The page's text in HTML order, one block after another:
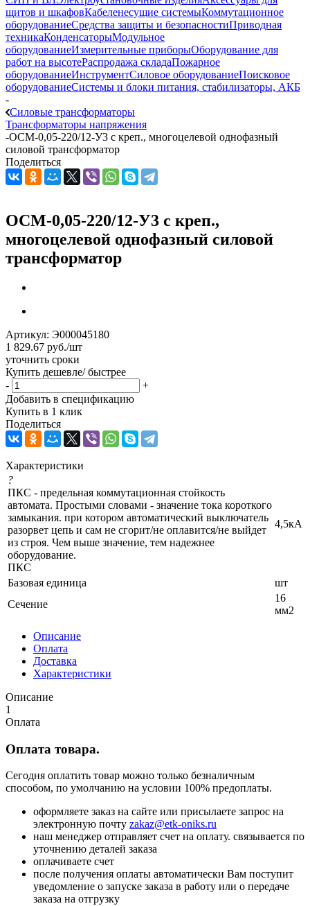
щитов и шкафовКабеленесущие системыКоммутационное
оборудованиеСредства защиты и безопасностиПриводная
техникаКонденсаторыМодульное
оборудованиеИзмерительные приборыОборудование для
работ на высотеРаспродажа складаПожарное
оборудованиеИнструментСиловое оборудованиеПоисковое
оборудованиеСистемы и блоки питания, стабилизаторы, АКБ
-
Силовые трансформаторы
Трансформаторы напряжения
-ОСМ-0,05-220/12-У3 с креп., многоцелевой однофазный
силовой трансформатор
Поделиться
ОСМ-0,05-220/12-У3 с креп.,
многоцелевой однофазный силовой
трансформатор
Артикул: Э000045180
1 829.67 руб./шт
уточнить сроки
Купить дешевле/ быстрее
-
+
Добавить в спецификацию
Купить в 1 клик
Поделиться
Характеристики
?
ПКС - предельная коммутационная стойкость
автомата. Простыми словами - значение тока короткого
замыкания. при котором автоматический выключатель
разорвет цепь и сам не сгорит/не оплавится/не выйдет
из строя. Чем выше значение, тем надежнее
оборудование.
ПКС
4,5кА
Базовая единица
шт
Сечение
16
мм2
Описание
Оплата
Доставка
Характеристики
Описание
1
Оплата
Оплата товара.
Сегодня оплатить товар можно только безналичным
способом, по умолчанию на условии 100% предоплаты.
оформляете заказ на сайте или присылаете запрос на
электронную почту zakaz@etk-oniks.ru
наш менеджер отправляет счет на оплату. связывается по
уточнению деталей заказа
оплачиваете счет
после получения оплаты автоматически Вам поступит
уведомление о запуске заказа в работу или о передаче
заказа на отгрузку